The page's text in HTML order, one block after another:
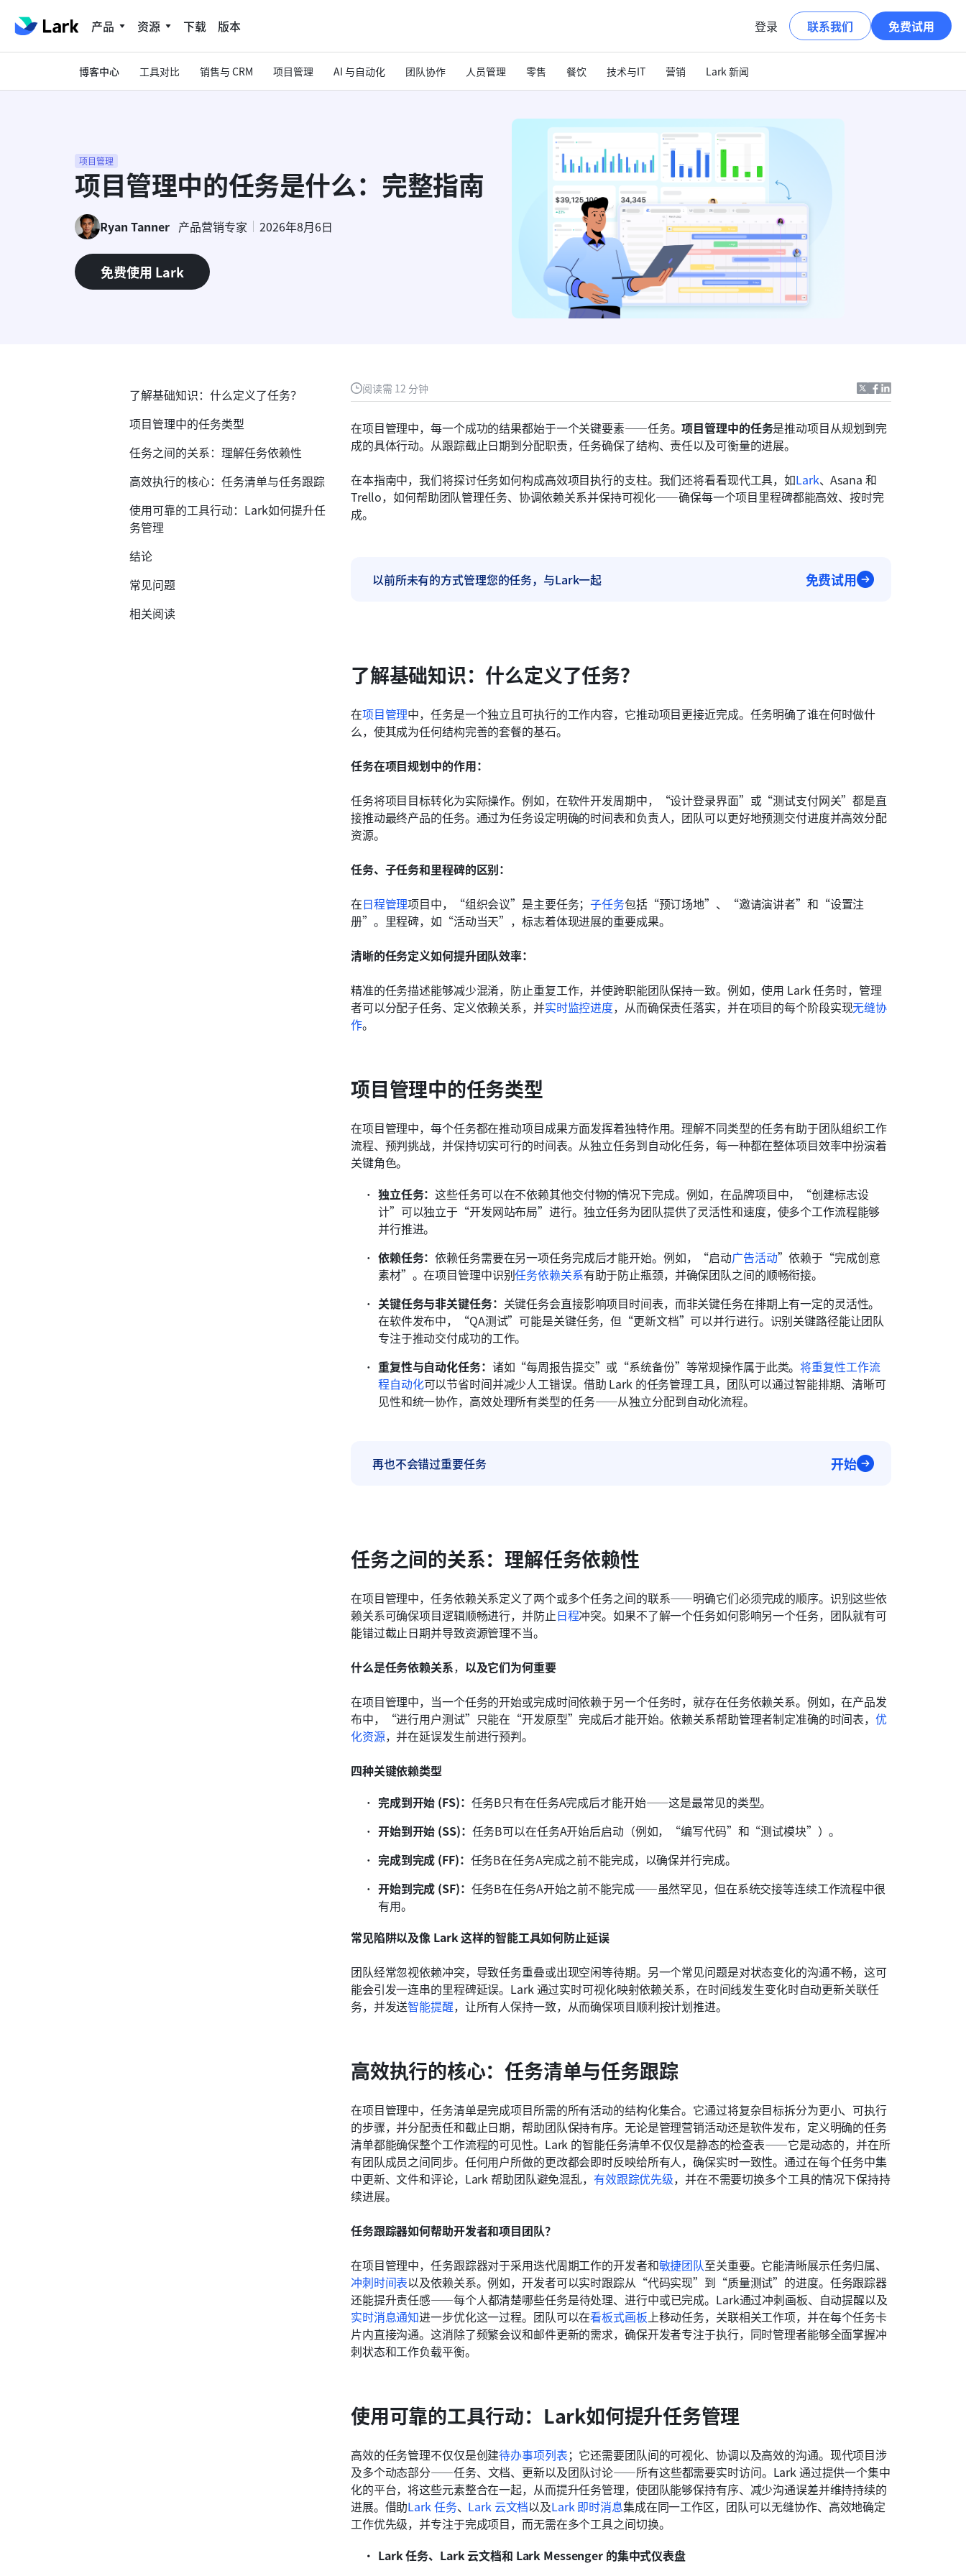
产品 资源 下载 版本 登录 联系我们 免费试用
博客中心 工具对比 销售与 CRM 项目管理 AI 与自动化 团队协作 人员管理 零售 餐饮 技术与IT 营销 Lark 新闻
项目管理
项目管理中的任务是什么：完整指南
Ryan Tanner 产品营销专家 2026年8月6日
免费使用 Lark
阅读需 12 分钟
在项目管理中，每一个成功的结果都始于一个关键要素——任务。项目管理中的任务是推动项目从规划到完
成的具体行动。从跟踪截止日期到分配职责，任务确保了结构、责任以及可衡量的进展。
在本指南中，我们将探讨任务如何构成高效项目执行的支柱。我们还将看看现代工具，如Lark、Asana 和
Trello，如何帮助团队管理任务、协调依赖关系并保持可视化——确保每一个项目里程碑都能高效、按时完
成。
以前所未有的方式管理您的任务，与Lark一起 免费试用
了解基础知识：什么定义了任务？
在项目管理中，任务是一个独立且可执行的工作内容，它推动项目更接近完成。任务明确了谁在何时做什
么，使其成为任何结构完善的套餐的基石。
任务在项目规划中的作用：
任务将项目目标转化为实际操作。例如，在软件开发周期中，“设计登录界面”或“测试支付网关”都是直
接推动最终产品的任务。通过为任务设定明确的时间表和负责人，团队可以更好地预测交付进度并高效分配
资源。
任务、子任务和里程碑的区别：
在日程管理项目中，“组织会议”是主要任务；子任务包括“预订场地”、“邀请演讲者”和“设置注
册”。里程碑，如“活动当天”，标志着体现进展的重要成果。
清晰的任务定义如何提升团队效率：
精准的任务描述能够减少混淆，防止重复工作，并使跨职能团队保持一致。例如，使用 Lark 任务时，管理
者可以分配子任务、定义依赖关系，并实时监控进度，从而确保责任落实，并在项目的每个阶段实现无缝协
作。
项目管理中的任务类型
在项目管理中，每个任务都在推动项目成果方面发挥着独特作用。理解不同类型的任务有助于团队组织工作
流程、预判挑战，并保持切实可行的时间表。从独立任务到自动化任务，每一种都在整体项目效率中扮演着
关键角色。
独立任务：这些任务可以在不依赖其他交付物的情况下完成。例如，在品牌项目中，“创建标志设
计”可以独立于“开发网站布局”进行。独立任务为团队提供了灵活性和速度，使多个工作流程能够
并行推进。
依赖任务：依赖任务需要在另一项任务完成后才能开始。例如，“启动广告活动”依赖于“完成创意
素材”。在项目管理中识别任务依赖关系有助于防止瓶颈，并确保团队之间的顺畅衔接。
关键任务与非关键任务： 关键任务会直接影响项目时间表，而非关键任务在排期上有一定的灵活性。
在软件发布中，“QA测试”可能是关键任务，但“更新文档”可以并行进行。识别关键路径能让团队
专注于推动交付成功的工作。
重复性与自动化任务： 诸如“每周报告提交”或“系统备份”等常规操作属于此类。将重复性工作流
程自动化可以节省时间并减少人工错误。借助 Lark 的任务管理工具，团队可以通过智能排期、清晰可
见性和统一协作，高效处理所有类型的任务——从独立分配到自动化流程。
再也不会错过重要任务 开始
任务之间的关系：理解任务依赖性
在项目管理中，任务依赖关系定义了两个或多个任务之间的联系——明确它们必须完成的顺序。识别这些依
赖关系可确保项目逻辑顺畅进行，并防止日程冲突。如果不了解一个任务如何影响另一个任务，团队就有可
能错过截止日期并导致资源管理不当。
什么是任务依赖关系， 以及它们为何重要
在项目管理中，当一个任务的开始或完成时间依赖于另一个任务时，就存在任务依赖关系。例如，在产品发
布中，“进行用户测试”只能在“开发原型”完成后才能开始。依赖关系帮助管理者制定准确的时间表，优
化资源，并在延误发生前进行预判。
四种关键依赖类型
完成到开始 (FS)： 任务B只有在任务A完成后才能开始——这是最常见的类型。
开始到开始 (SS)： 任务B可以在任务A开始后启动（例如，“编写代码”和“测试模块”）。
完成到完成 (FF)： 任务B在任务A完成之前不能完成，以确保并行完成。
开始到完成 (SF)： 任务B在任务A开始之前不能完成——虽然罕见，但在系统交接等连续工作流程中很
有用。
常见陷阱以及像 Lark 这样的智能工具如何防止延误
团队经常忽视依赖冲突，导致任务重叠或出现空闲等待期。另一个常见问题是对状态变化的沟通不畅，这可
能会引发一连串的里程碑延误。Lark 通过实时可视化映射依赖关系，在时间线发生变化时自动更新关联任
务，并发送智能提醒，让所有人保持一致，从而确保项目顺利按计划推进。
高效执行的核心：任务清单与任务跟踪
在项目管理中，任务清单是完成项目所需的所有活动的结构化集合。它通过将复杂目标拆分为更小、可执行
的步骤，并分配责任和截止日期，帮助团队保持有序。无论是管理营销活动还是软件发布，定义明确的任务
清单都能确保整个工作流程的可见性。Lark 的智能任务清单不仅仅是静态的检查表——它是动态的，并在所
有团队成员之间同步。任何用户所做的更改都会即时反映给所有人，确保实时一致性。通过在每个任务中集
中更新、文件和评论，Lark 帮助团队避免混乱， 有效跟踪优先级，并在不需要切换多个工具的情况下保持持
续进展。
任务跟踪器如何帮助开发者和项目团队？
在项目管理中，任务跟踪器对于采用迭代周期工作的开发者和敏捷团队至关重要。它能清晰展示任务归属、
冲刺时间表以及依赖关系。例如，开发者可以实时跟踪从“代码实现”到“质量测试”的进度。任务跟踪器
还能提升责任感——每个人都清楚哪些任务是待处理、进行中或已完成。Lark通过冲刺画板、自动提醒以及
实时消息通知进一步优化这一过程。团队可以在看板式画板上移动任务，关联相关工作项，并在每个任务卡
片内直接沟通。这消除了频繁会议和邮件更新的需求，确保开发者专注于执行，同时管理者能够全面掌握冲
刺状态和工作负载平衡。
使用可靠的工具行动：Lark如何提升任务管理
高效的任务管理不仅仅是创建待办事项列表；它还需要团队间的可视化、协调以及高效的沟通。现代项目涉
及多个动态部分——任务、文档、更新以及团队讨论——所有这些都需要实时访问。Lark 通过提供一个集中
化的平台，将这些元素整合在一起，从而提升任务管理，使团队能够保持有序、减少沟通误差并维持持续的
进展。借助Lark 任务、 Lark 云文档以及Lark 即时消息集成在同一工作区，团队可以无缝协作、高效地确定
工作优先级，并专注于完成项目，而无需在多个工具之间切换。
Lark 任务、Lark 云文档和 Lark Messenger 的集中式仪表盘
了解基础知识：什么定义了任务？
项目管理中的任务类型
任务之间的关系：理解任务依赖性
高效执行的核心：任务清单与任务跟踪
使用可靠的工具行动：Lark如何提升任
务管理
结论
常见问题
相关阅读